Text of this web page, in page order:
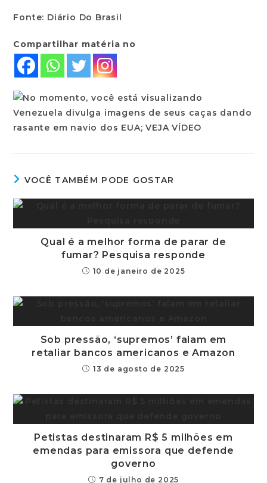
Fonte: Diário Do Brasil
Compartilhar matéria no
VOCÊ TAMBÉM PODE GOSTAR
Qual é a melhor forma de parar de
fumar? Pesquisa responde
10 de janeiro de 2025
Sob pressão, ‘supremos’ falam em
retaliar bancos americanos e Amazon
13 de agosto de 2025
Petistas destinaram R$ 5 milhões em
emendas para emissora que defende
governo
7 de julho de 2025